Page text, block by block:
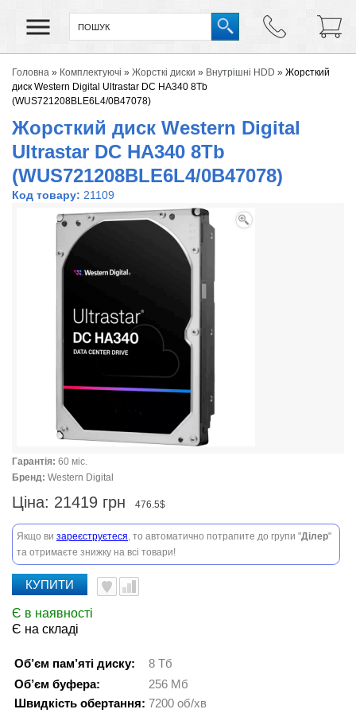
Головна » Комплектуючі » Жорсткі диски » Внутрішні HDD » Жорсткий
диск Western Digital Ultrastar DC HA340 8Tb
(WUS721208BLE6L4/0B47078)
Жорсткий диск Western Digital
Ultrastar DC HA340 8Tb
(WUS721208BLE6L4/0B47078)
Код товару: 21109
Гарантія: 60 міс.
Бренд: Western Digital
Ціна: 21419 грн 476.5$
Якщо ви зареєструєтеся, то автоматично потрапите до групи "Ділер"
та отримаєте знижку на всі товари!
КУПИТИ
Є в наявності
Є на складі
Об’єм пам’яті диску:
8 Тб
Об’єм буфера:
256 Мб
Швидкість обертання: 7200 об/хв